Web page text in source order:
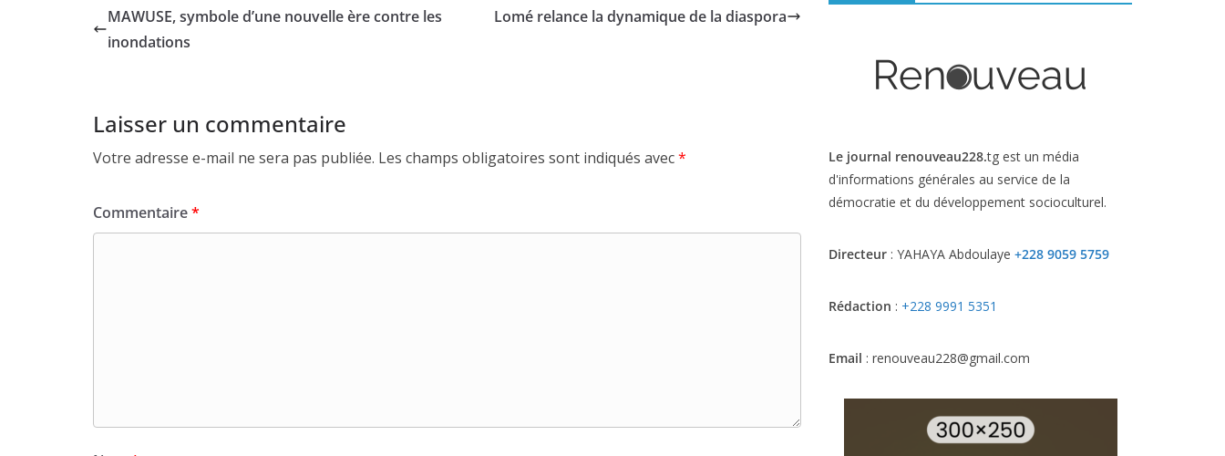
MAWUSE, symbole d’une nouvelle ère contre les
inondations
Lomé relance la dynamique de la diaspora
Laisser un commentaire
Votre adresse e-mail ne sera pas publiée. Les champs obligatoires sont indiqués avec*
Commentaire*
Le journal renouveau228.tg est un média
d'informations générales au service de la
démocratie et du développement socioculturel.
Directeur : YAHAYA Abdoulaye +228 9059 5759
Rédaction : +228 9991 5351
Email : renouveau228@gmail.com